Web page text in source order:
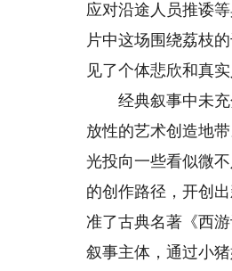
应对沿途人员推诿
片中这场围绕荔枝
见了个体悲欣和真实
经典叙事中未充
放性的艺术创造地
光投向一些看似微
的创作路径，开创
准了古典名著《西
叙事主体，通过小